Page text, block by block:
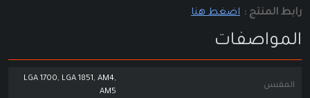
رابط المنتج : اضغط هنا
المواصفات
المقبس
LGA 1700, LGA 1851, AM4,
AM5